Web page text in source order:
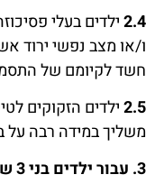
2.4ילדים בעלי
ו/או מצב נפשי ירוד
חשד לקיומם של
2.5ילדים הזקוקים
משליך במידה רבה על
3. עבור ילדים בני 3 שנים עד גיל 18 ו- 3 חודשים